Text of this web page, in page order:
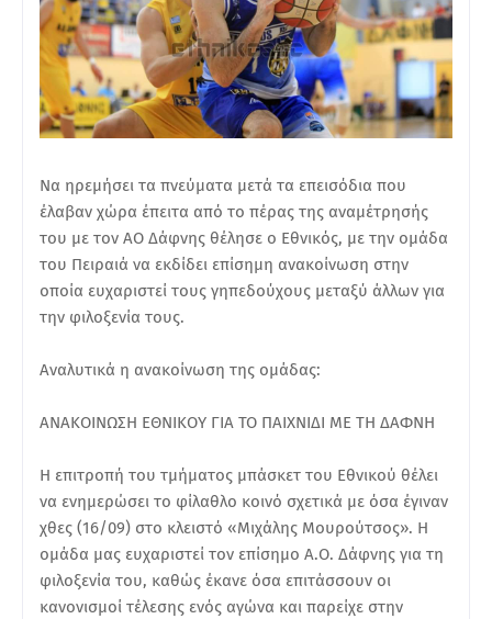
Να ηρεμήσει τα πνεύματα μετά τα επεισόδια που
έλαβαν χώρα έπειτα από το πέρας της αναμέτρησής
του με τον ΑΟ Δάφνης θέλησε ο Εθνικός, με την ομάδα
του Πειραιά να εκδίδει επίσημη ανακοίνωση στην
οποία ευχαριστεί τους γηπεδούχους μεταξύ άλλων για
την φιλοξενία τους.
Αναλυτικά η ανακοίνωση της ομάδας:
ΑΝΑΚΟΙΝΩΣΗ ΕΘΝΙΚΟΥ ΓΙΑ ΤΟ ΠΑΙΧΝΙΔΙ ΜΕ ΤΗ ΔΑΦΝΗ
Η επιτροπή του τμήματος μπάσκετ του Εθνικού θέλει
να ενημερώσει το φίλαθλο κοινό σχετικά με όσα έγιναν
χθες (16/09) στο κλειστό «Μιχάλης Μουρούτσος». Η
ομάδα μας ευχαριστεί τον επίσημο Α.Ο. Δάφνης για τη
φιλοξενία του, καθώς έκανε όσα επιτάσσουν οι
κανονισμοί τέλεσης ενός αγώνα και παρείχε στην